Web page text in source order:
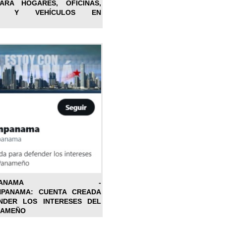
HOGARES, OFICINAS,
Y VEHÍCULOS EN
-
CUENTA CREADA
LOS INTERESES DEL